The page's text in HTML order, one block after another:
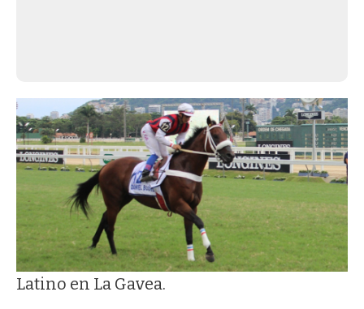
Latino en La Gavea.